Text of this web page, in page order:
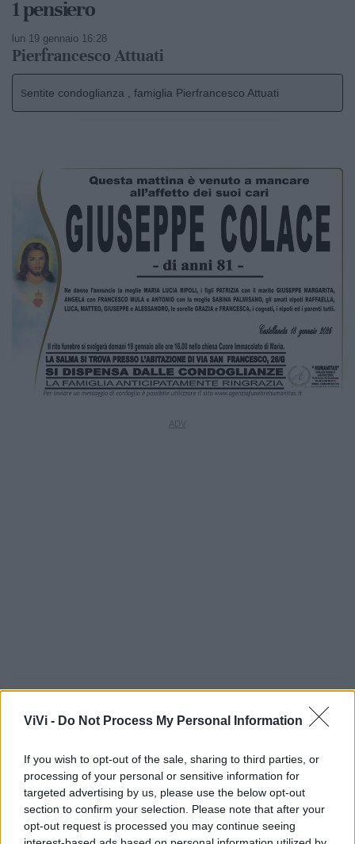
ViVi - Do Not Process My Personal Information
If you wish to opt-out of the sale, sharing to third parties, or
processing of your personal or sensitive information for
targeted advertising by us, please use the below opt-out
section to confirm your selection. Please note that after your
opt-out request is processed you may continue seeing
1 pensiero
lun 19 gennaio 16:28
Pierfrancesco Attuati
sentite condoglianza , famiglia Pierfrancesco Attuati